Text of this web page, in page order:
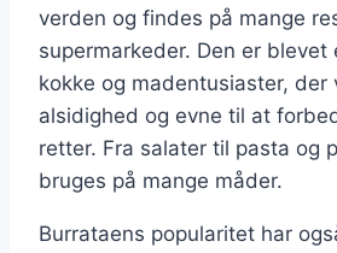
verden og findes på mange
supermarkeder. Den er
kokke og madentusiaster,
alsidighed og evne til at
retter. Fra salater til pasta og
bruges på mange måder.
Burrataens popularitet har